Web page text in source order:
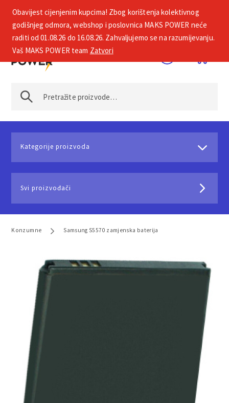
+385 1 2002 575
Kategorije proizvoda
Svi proizvođači
Konzumne Samsung S5570 zamjenska baterija
Obavijest cijenjenim kupcima! Zbog korištenja kolektivnog
godišnjeg odmora, webshop i poslovnica MAKS POWER neće
raditi od 01.08.26 do 16.08.26. Zahvaljujemo se na razumijevanju.
Vaš MAKS POWER team Zatvori